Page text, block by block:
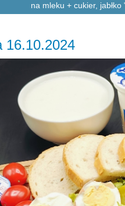
na mleku + cukier,
16.10.2024